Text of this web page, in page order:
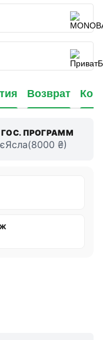
Возврат
ПРОГРАММ
₴)